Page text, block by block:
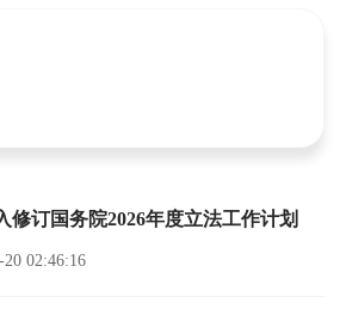
修订国务院2026年度立法工作计划
02:46:16